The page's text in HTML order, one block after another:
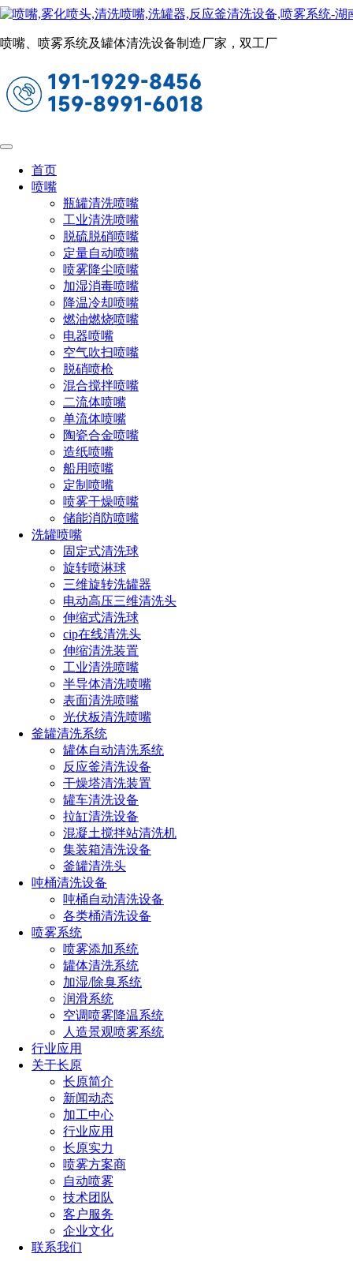
喷嘴、喷雾系统及罐体清洗设备制造厂家，双工厂
首页
喷嘴
瓶罐清洗喷嘴
工业清洗喷嘴
脱硫脱硝喷嘴
定量自动喷嘴
喷雾降尘喷嘴
加湿消毒喷嘴
降温冷却喷嘴
燃油燃烧喷嘴
电器喷嘴
空气吹扫喷嘴
脱硝喷枪
混合搅拌喷嘴
二流体喷嘴
单流体喷嘴
陶瓷合金喷嘴
造纸喷嘴
船用喷嘴
定制喷嘴
喷雾干燥喷嘴
储能消防喷嘴
洗罐喷嘴
固定式清洗球
旋转喷淋球
三维旋转洗罐器
电动高压三维清洗头
伸缩式清洗球
cip在线清洗头
伸缩清洗装置
工业清洗喷嘴
半导体清洗喷嘴
表面清洗喷嘴
光伏板清洗喷嘴
釜罐清洗系统
罐体自动清洗系统
反应釜清洗设备
干燥塔清洗装置
罐车清洗设备
拉缸清洗设备
混凝土搅拌站清洗机
集装箱清洗设备
釜罐清洗头
吨桶清洗设备
吨桶自动清洗设备
各类桶清洗设备
喷雾系统
喷雾添加系统
罐体清洗系统
加湿/除臭系统
润滑系统
空调喷雾降温系统
人造景观喷雾系统
行业应用
关于长原
长原简介
新闻动态
加工中心
行业应用
长原实力
喷雾方案商
自动喷雾
技术团队
客户服务
企业文化
联系我们
拉缸清洗设备
智能操作，自动化清洗
缸、周转缸
拉缸全自动清洗设备，又名拉缸毛刷清洗装置。适用于拉缸内
部的清洗，根据缸体的大小自动调节夹紧定位，兼容直径500-
1100mm不同规格的缸体。采用伸缩式清洗刷，结合溶剂喷淋
实现缸壁及缸底的彻底清洗。主轴转速可调,清洗深度可调。
拉缸全自动清洗设备由固定外框架、电控主机、
降装置、密封上盖、清洗主轴、缸体自动定位夹持装置、可开
合护网、三维清洗头、清洗刷等组成
工作流程
快速定位：使用叉车将拉缸移动到清洗工位，并精准定
位，密封盖合上，准备清洗。
强力组合：自动升降旋转毛刷开始精准定位刷洗，结合溶
剂喷淋同步清洗，三维立体无盲点全覆盖循环清洗。
3、智能操作：
过程及辅助。
清洗效果